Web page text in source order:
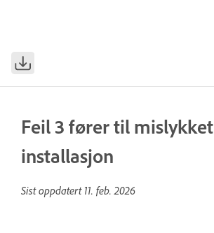
Feil 3 fører til mislykket
installasjon
Sist oppdatert 11. feb. 2026